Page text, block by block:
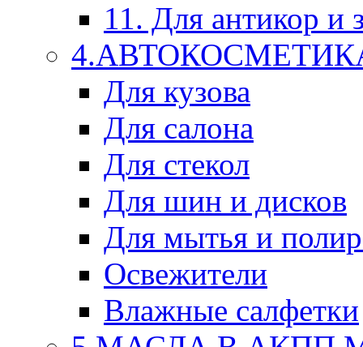
11. Для антикор и
Для кузова
Для салона
Для стекол
Для шин и дисков
Для мытья и
Освежители
Влажные салфетки